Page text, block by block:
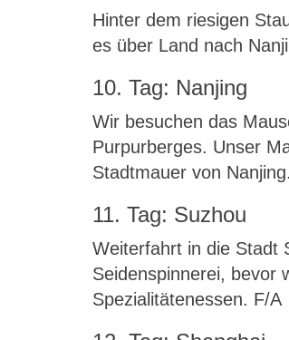
Hinter dem riesigen
es über Land nach
10. Tag: Nanjing
Wir besuchen das
Purpurberges. Unser
Stadtmauer von
11. Tag: Suzhou
Weiterfahrt in die Stadt
Seidenspinnerei, bevor
Spezialitätenessen. F/A